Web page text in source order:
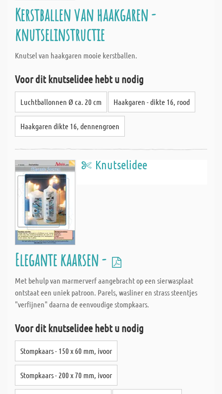
Kerstballen van haakgaren -
knutselinstructie
Knutsel van haakgaren mooie kerstballen.
Voor dit knutselidee hebt u nodig
Luchtballonnen Ø ca. 20 cm Haakgaren - dikte 16, rood
Haakgaren dikte 16, dennengroen
Knutselidee
Elegante kaarsen -
Met behulp van marmerverf aangebracht op een sierwasplaat
ontstaat een uniek patroon. Parels, wasliner en strass steentjes
"verfijnen" daarna de eenvoudige stompkaars.
Voor dit knutselidee hebt u nodig
Stompkaars - 150 x 60 mm, ivoor
Stompkaars - 200 x 70 mm, ivoor